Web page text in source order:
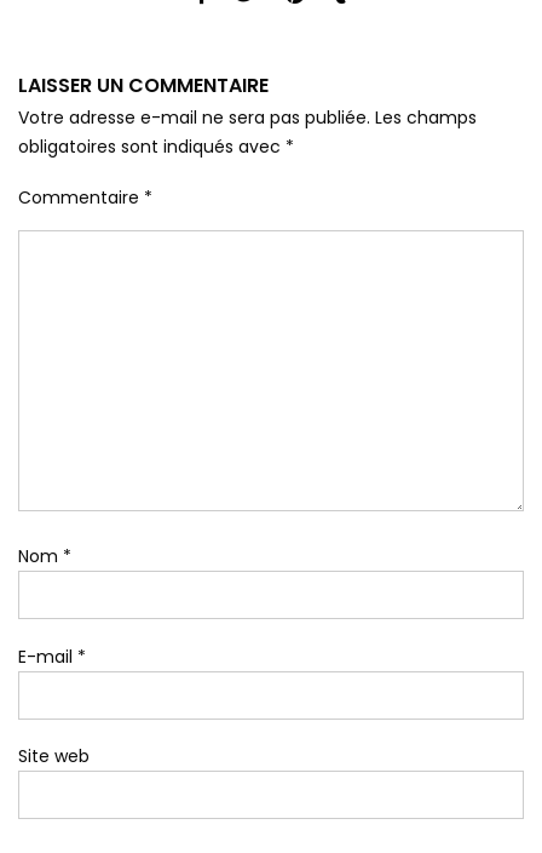
LAISSER UN COMMENTAIRE
Votre adresse e-mail ne sera pas publiée. Les champs
obligatoires sont indiqués avec *
Commentaire *
Nom *
E-mail *
Site web